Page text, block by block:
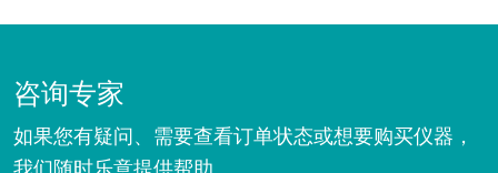
咨询专家
如果您有疑问、需要查看订单状态或想要购买仪器，
我们随时乐意提供帮助。